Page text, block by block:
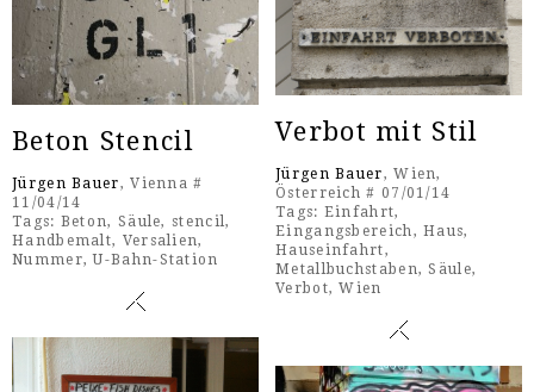
Beton Stencil
Jürgen Bauer, Vienna #
11/04/14
Tags: Beton, Säule,stencil,
Handbemalt, Versalien,
Nummer,U-Bahn-Station
Verbot mit Stil
Jürgen Bauer, Wien,
Österreich # 07/01/14
Tags: Einfahrt,
Eingangsbereich,Haus,
Hauseinfahrt,
Metallbuchstaben,Säule,
Verbot,Wien